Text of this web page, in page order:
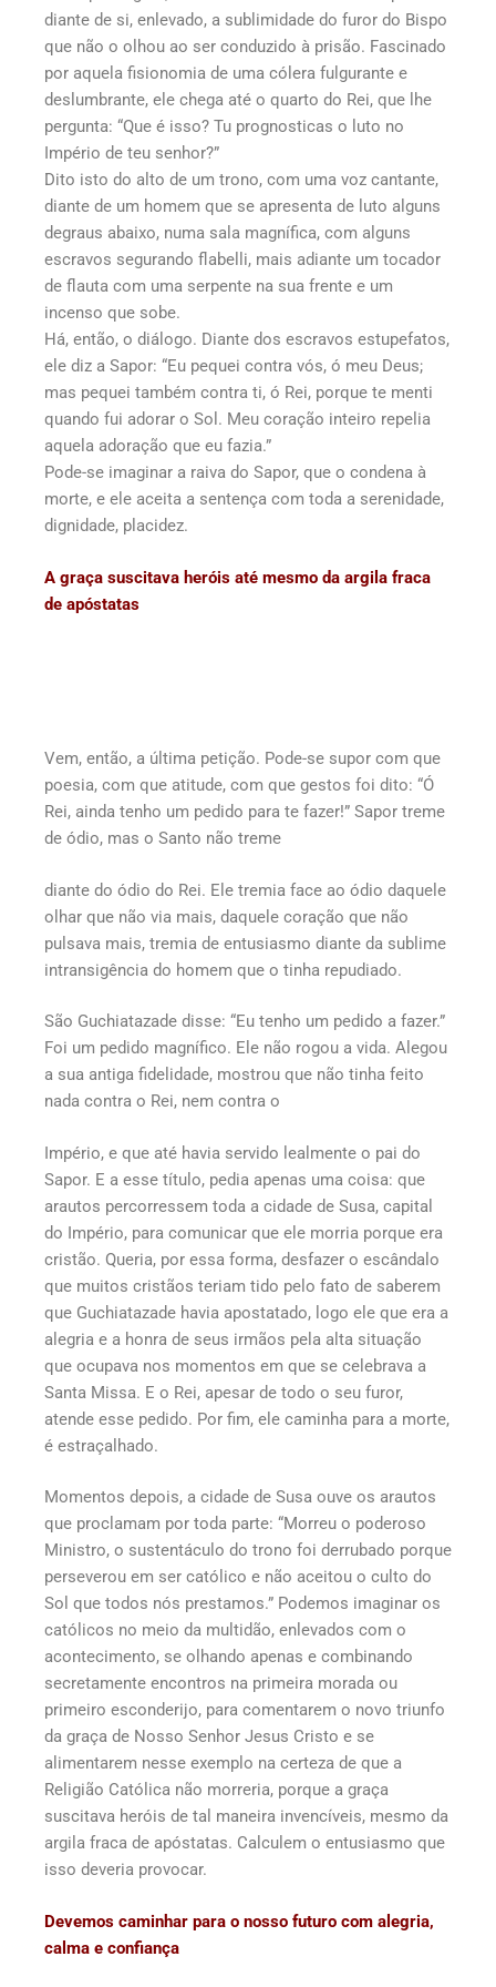
diante de si, enlevado, a sublimidade do furor do Bispo
que não o olhou ao ser conduzido à prisão. Fascinado
por aquela fisionomia de uma cólera fulgurante e
deslumbrante, ele chega até o quarto do Rei, que lhe
pergunta: “Que é isso? Tu prognosticas o luto no
Império de teu senhor?”
Dito isto do alto de um trono, com uma voz cantante,
diante de um homem que se apresenta de luto alguns
degraus abaixo, numa sala magnífica, com alguns
escravos segurando flabelli, mais adiante um tocador
de flauta com uma serpente na sua frente e um
incenso que sobe.
Há, então, o diálogo. Diante dos escravos estupefatos,
ele diz a Sapor: “Eu pequei contra vós, ó meu Deus;
mas pequei também contra ti, ó Rei, porque te menti
quando fui adorar o Sol. Meu coração inteiro repelia
aquela adoração que eu fazia.”
Pode-se imaginar a raiva do Sapor, que o condena à
morte, e ele aceita a sentença com toda a serenidade,
dignidade, placidez.
A graça suscitava heróis até mesmo da argila fraca
de apóstatas
Vem, então, a última petição. Pode-se supor com que
poesia, com que atitude, com que gestos foi dito: “Ó
Rei, ainda tenho um pedido para te fazer!” Sapor treme
de ódio, mas o Santo não treme
diante do ódio do Rei. Ele tremia face ao ódio daquele
olhar que não via mais, daquele coração que não
pulsava mais, tremia de entusiasmo diante da sublime
intransigência do homem que o tinha repudiado.
São Guchiatazade disse: “Eu tenho um pedido a fazer.”
Foi um pedido magnífico. Ele não rogou a vida. Alegou
a sua antiga fidelidade, mostrou que não tinha feito
nada contra o Rei, nem contra o
Império, e que até havia servido lealmente o pai do
Sapor. E a esse título, pedia apenas uma coisa: que
arautos percorressem toda a cidade de Susa, capital
do Império, para comunicar que ele morria porque era
cristão. Queria, por essa forma, desfazer o escândalo
que muitos cristãos teriam tido pelo fato de saberem
que Guchiatazade havia apostatado, logo ele que era a
alegria e a honra de seus irmãos pela alta situação
que ocupava nos momentos em que se celebrava a
Santa Missa. E o Rei, apesar de todo o seu furor,
atende esse pedido. Por fim, ele caminha para a morte,
é estraçalhado.
Momentos depois, a cidade de Susa ouve os arautos
que proclamam por toda parte: “Morreu o poderoso
Ministro, o sustentáculo do trono foi derrubado porque
perseverou em ser católico e não aceitou o culto do
Sol que todos nós prestamos.” Podemos imaginar os
católicos no meio da multidão, enlevados com o
acontecimento, se olhando apenas e combinando
secretamente encontros na primeira morada ou
primeiro esconderijo, para comentarem o novo triunfo
da graça de Nosso Senhor Jesus Cristo e se
alimentarem nesse exemplo na certeza de que a
Religião Católica não morreria, porque a graça
suscitava heróis de tal maneira invencíveis, mesmo da
argila fraca de apóstatas. Calculem o entusiasmo que
isso deveria provocar.
Devemos caminhar para o nosso futuro com alegria,
calma e confiança